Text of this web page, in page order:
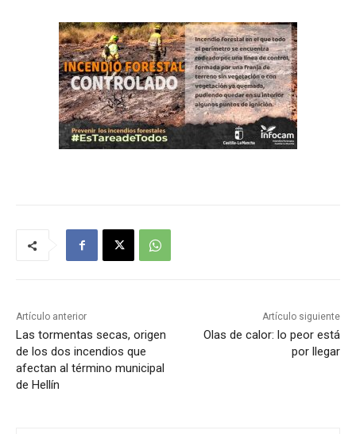
Artículo anterior
Las tormentas secas, origen
de los dos incendios que
afectan al término municipal
de Hellín
Artículo siguiente
Olas de calor: lo peor está
por llegar